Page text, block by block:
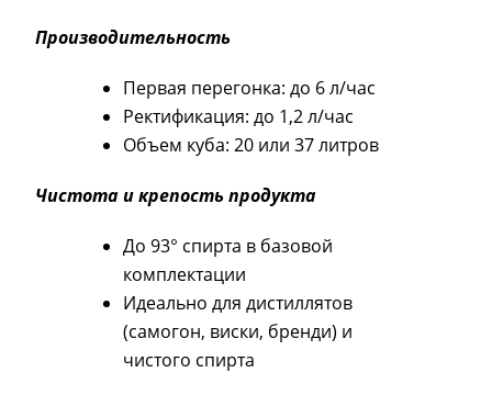
Производительность
Первая перегонка: до 6 л/час
Ректификация: до 1,2 л/час
Объем куба: 20 или 37 литров
Чистота и крепость продукта
До 93° спирта в базовой
комплектации
Идеально для дистиллятов
(самогон, виски, бренди) и
чистого спирта